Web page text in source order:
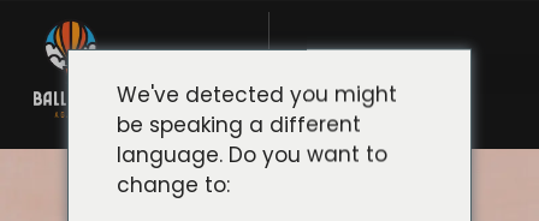
We've detected you might
be speaking a different
language. Do you want to
change to: